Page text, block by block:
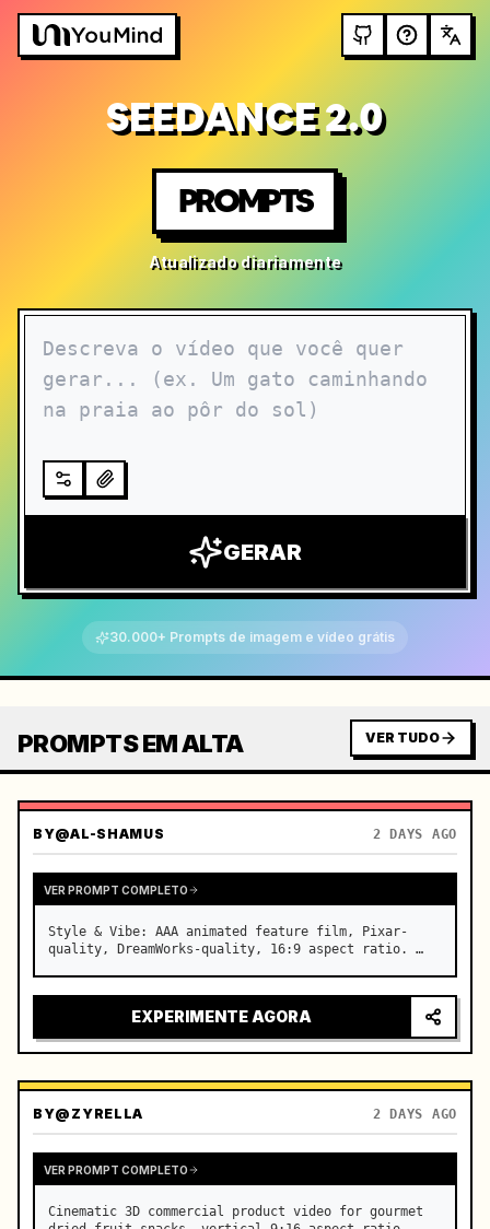
SEEDANCE 2.0
PROMPTS
Atualizado diariamente
GERAR
30.000+ Prompts de imagem e vídeo grátis
PROMPTS EM ALTA VER TUDO
BY@AL-SHAMUS 2 DAYS AGO
VER PROMPT COMPLETO
Style & Vibe: AAA animated feature film, Pixar-
quality, DreamWorks-quality, 16:9 aspect ratio. …
EXPERIMENTE AGORA
BY@ZYRELLA 2 DAYS AGO
VER PROMPT COMPLETO
Cinematic 3D commercial product video for gourmet